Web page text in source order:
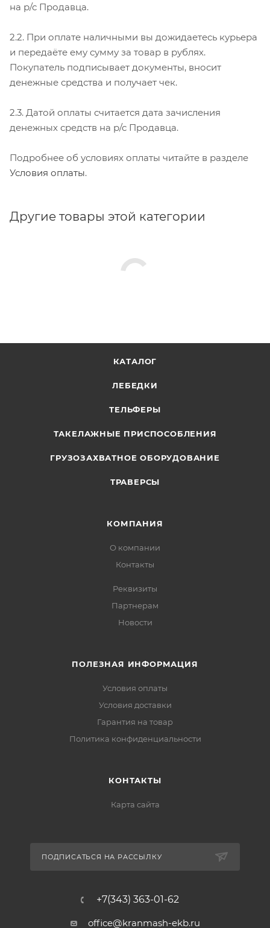
на р/с Продавца.
2.2. При оплате наличными вы дожидаетесь курьера
и передаёте ему сумму за товар в рублях.
Покупатель подписывает документы, вносит
денежные средства и получает чек.
2.3. Датой оплаты считается дата зачисления
денежных средств на р/с Продавца.
Подробнее об условиях оплаты читайте в разделе
Условия оплаты.
Другие товары этой категории
КАТАЛОГ
ЛЕБЕДКИ
ТЕЛЬФЕРЫ
ТАКЕЛАЖНЫЕ ПРИСПОСОБЛЕНИЯ
ГРУЗОЗАХВАТНОЕ ОБОРУДОВАНИЕ
ТРАВЕРСЫ
КОМПАНИЯ
О компании
Контакты
Реквизиты
Партнерам
Новости
ПОЛЕЗНАЯ ИНФОРМАЦИЯ
Условия оплаты
Условия доставки
Гарантия на товар
Политика конфиденциальности
КОНТАКТЫ
Карта сайта
ПОДПИСАТЬСЯ НА РАССЫЛКУ
+7(343) 363-01-62
office@kranmash-ekb.ru